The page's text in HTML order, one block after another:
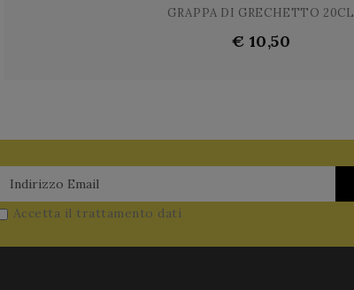
GRAPPA DI GRECHETTO 20CL
€ 10,50
Accetta il trattamento dati